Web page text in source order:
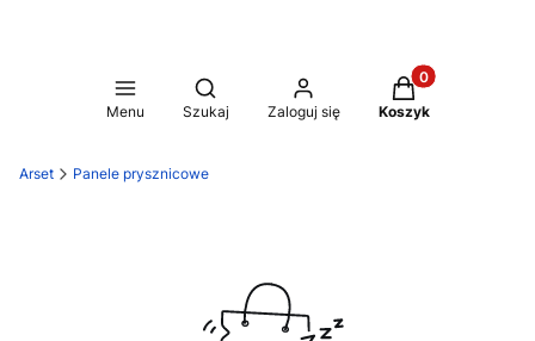
Menu
Otwórz wyszukiwarkę
Szukaj Zaloguj się
Produkty w
Koszyk
Arset Panele prysznicowe